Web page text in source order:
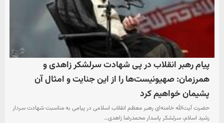
پیام رهبر انقلاب در پی شهادت سرلشکر زاهدی و
همرزمان: صهیونیست‌ها را از این جنایت و امثال آن
پشیمان خواهیم کرد
حضرت آیت‌الله خامنه‌ای رهبر معظم انقلاب اسلامی در پیامی به مناسبت شهادت سردار
رشید اسلام، سرلشکر پاسدار محمدرضا زاهدی…